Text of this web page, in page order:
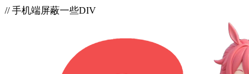
// 手机端屏蔽一些DIV